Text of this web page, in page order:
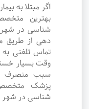
اگر مبتلا به
بهترین
شناسی در شهر
دهی از طریق
تماس تلفنی
وقت بسیار
سبب منصرف
پزشک
شناسی در